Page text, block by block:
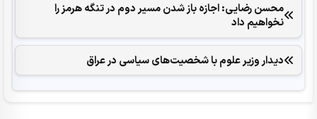
محسن رضایی: اجازه باز شدن مسیر دوم در تنگه هرمز را
نخواهیم داد
دیدار وزیر علوم با شخصیت‌های سیاسی در عراق